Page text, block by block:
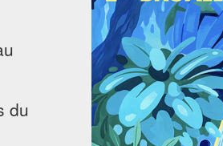
du